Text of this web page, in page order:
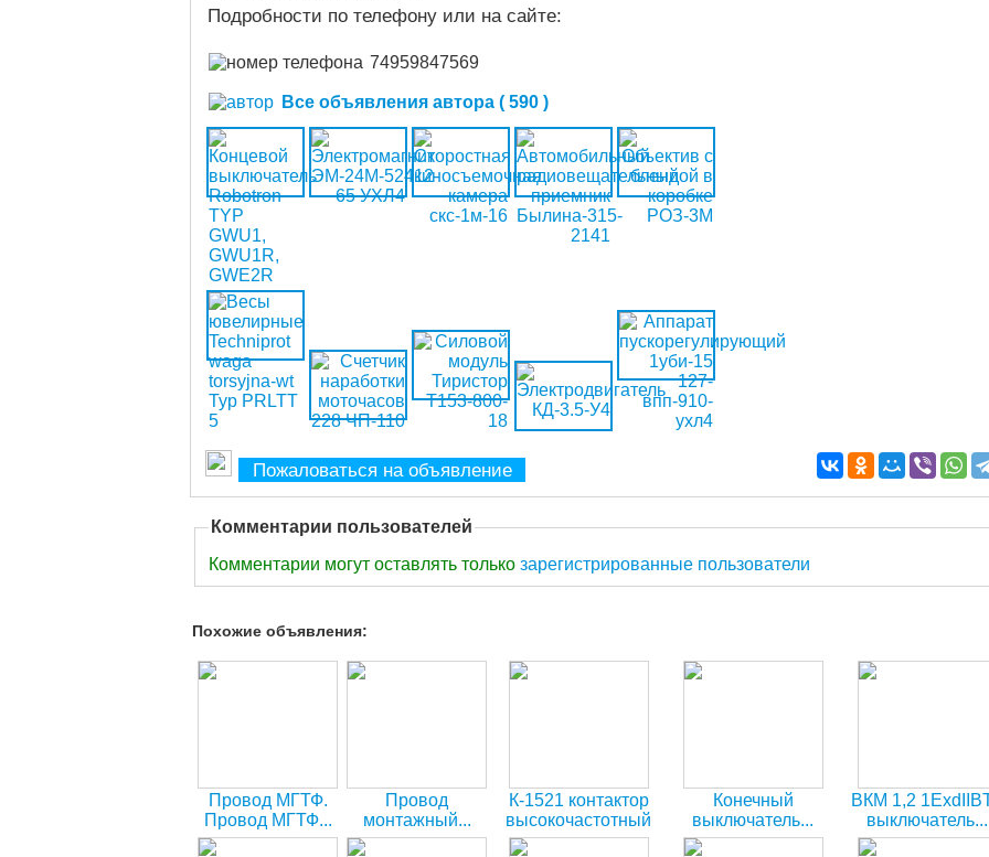
Подробности по телефону или на сайте:
74959847569
Все объявления автора ( 590 )
Пожаловаться на объявление
Комментарии пользователей
Комментарии могут оставлять только зарегистрированные пользователи
Похожие объявления:
Провод МГТФ.
Провод МГТФ...
ОС
Провод
монтажный...
мгшвэ-0,75
К-1521 контактор
высокочастотный
Конечный
выключатель...
дифференциальный
ВКМ 1,2
выключатель...
концевой